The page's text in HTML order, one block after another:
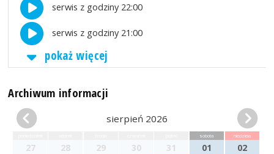
serwis z godziny 22:00
serwis z godziny 21:00
pokaż więcej
Archiwum informacji
sierpień 2026
27 28 29 30 31
sobota
01
niedziela
02